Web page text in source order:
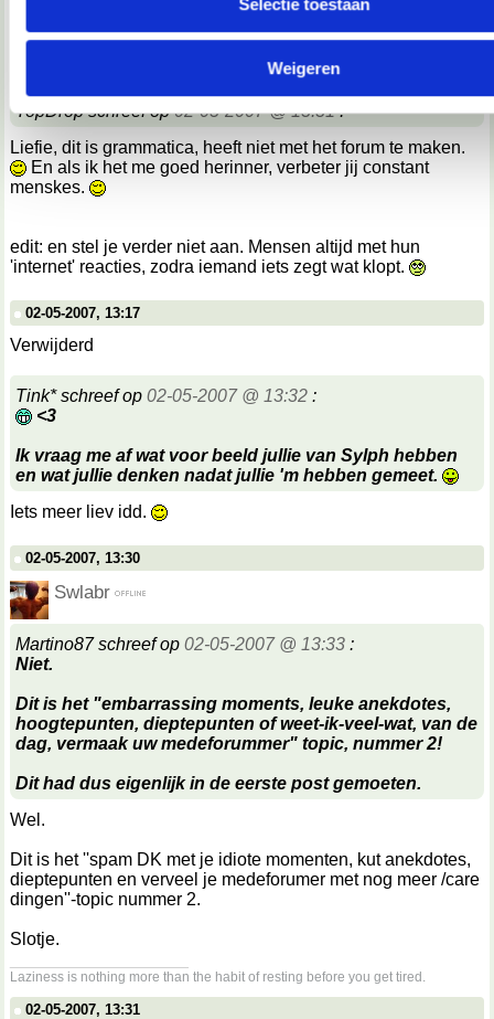
67 derdendie uw gegevens kunnen
en verwerken.
Weigeren
02-05-2007, 13:14
TopDrop schreef op02-05-2007 @ 13:31:
Liefie, dit is grammatica, heeft niet met het forum te maken.
En als ik het me goed herinner, verbeter jij constant
menskes.
edit: en stel je verder niet aan. Mensen altijd met hun
'internet' reacties, zodra iemand iets zegt wat klopt.
02-05-2007, 13:17
Verwijderd
Tink* schreef op 02-05-2007 @ 13:32 :
<3
Ik vraag me af wat voor beeld jullie van Sylph hebben
en wat jullie denken nadat jullie 'm hebben gemeet.
Iets meer liev idd.
02-05-2007, 13:30
Swlabr
Martino87 schreef op 02-05-2007 @ 13:33 :
Niet.
Dit is het "embarrassing moments, leuke anekdotes,
hoogtepunten, dieptepunten of weet-ik-veel-wat, van de
dag, vermaak uw medeforummer" topic, nummer 2!
Dit had dus eigenlijk in de eerste post gemoeten.
Wel.
Dit is het ''spam DK met je idiote momenten, kut anekdotes,
dieptepunten en verveel je medeforumer met nog meer /care
dingen''-topic nummer 2.
Slotje.
Laziness is nothing more than the habit of resting before you get tired.
02-05-2007, 13:31